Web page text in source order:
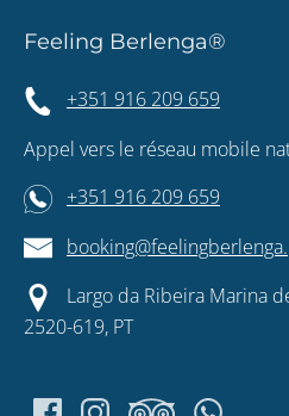
Feeling Berlenga®
+351 916 209 659
Appel vers le réseau mobile
+351 916 209 659
Largo da Ribeira Marina
2520-619, PT